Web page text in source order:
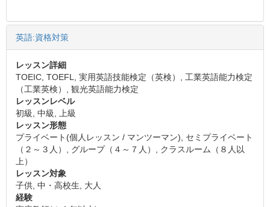
英語:資格対策
レッスン詳細
TOEIC, TOEFL, 実用英語技能検定（英検）, 工業英語能力検定
（工業英検）, 観光英語能力検定
レッスンレベル
初級, 中級, 上級
レッスン形態
プライベート(個人レッスン / マンツーマン), セミプライベート
（２～３人）, グループ（４～７人）, クラスルーム（８人以
上）
レッスン対象
子供, 中・高校生, 大人
経験